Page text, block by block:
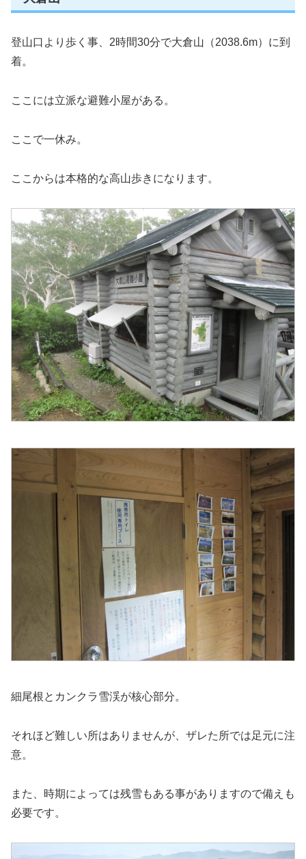
登山口より歩く事、2時間30分で大倉山（2038.6m）に到
着。
ここには立派な避難小屋がある。
ここで一休み。
ここからは本格的な高山歩きになります。
細尾根とカンクラ雪渓が核心部分。
それほど難しい所はありませんが、ザレた所では足元に注
意。
また、時期によっては残雪もある事がありますので備えも
必要です。